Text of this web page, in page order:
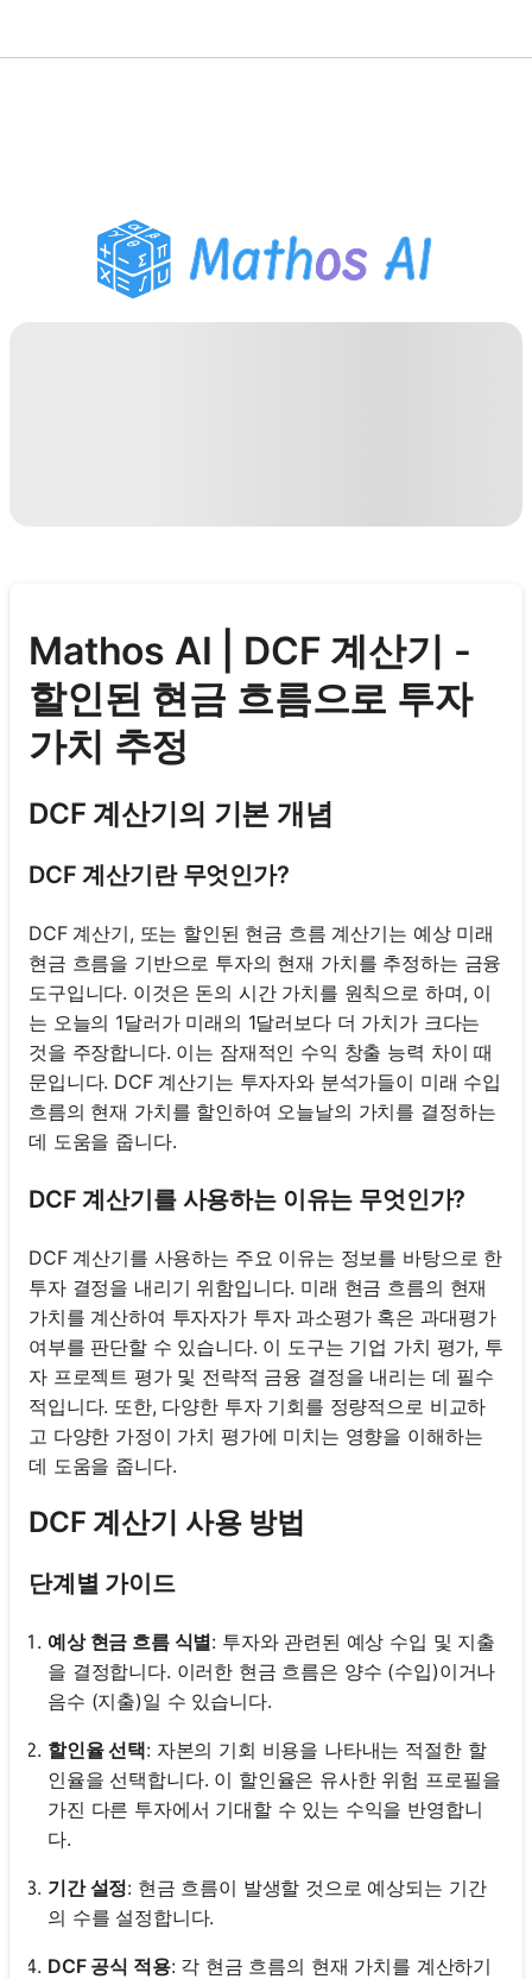
PDF 숙제 도우미
학습 도구
Mathos AI | DCF 계산기 -
할인된 현금 흐름으로 투자
가치 추정
DCF 계산기의 기본 개념
DCF 계산기란 무엇인가?
DCF 계산기, 또는 할인된 현금 흐름 계산기는 예상 미래
현금 흐름을 기반으로 투자의 현재 가치를 추정하는 금융
도구입니다. 이것은 돈의 시간 가치를 원칙으로 하며, 이
는 오늘의 1달러가 미래의 1달러보다 더 가치가 크다는
것을 주장합니다. 이는 잠재적인 수익 창출 능력 차이 때
문입니다. DCF 계산기는 투자자와 분석가들이 미래 수입
흐름의 현재 가치를 할인하여 오늘날의 가치를 결정하는
데 도움을 줍니다.
DCF 계산기를 사용하는 이유는 무엇인가?
DCF 계산기를 사용하는 주요 이유는 정보를 바탕으로 한
투자 결정을 내리기 위함입니다. 미래 현금 흐름의 현재
가치를 계산하여 투자자가 투자 과소평가 혹은 과대평가
여부를 판단할 수 있습니다. 이 도구는 기업 가치 평가, 투
자 프로젝트 평가 및 전략적 금융 결정을 내리는 데 필수
적입니다. 또한, 다양한 투자 기회를 정량적으로 비교하
고 다양한 가정이 가치 평가에 미치는 영향을 이해하는
데 도움을 줍니다.
DCF 계산기 사용 방법
단계별 가이드
예상 현금 흐름 식별: 투자와 관련된 예상 수입 및 지출
을 결정합니다. 이러한 현금 흐름은 양수 (수입)이거나
음수 (지출)일 수 있습니다.
할인율 선택: 자본의 기회 비용을 나타내는 적절한 할
인율을 선택합니다. 이 할인율은 유사한 위험 프로필을
가진 다른 투자에서 기대할 수 있는 수익을 반영합니
다.
기간 설정: 현금 흐름이 발생할 것으로 예상되는 기간
의 수를 설정합니다.
DCF 공식 적용: 각 현금 흐름의 현재 가치를 계산하기